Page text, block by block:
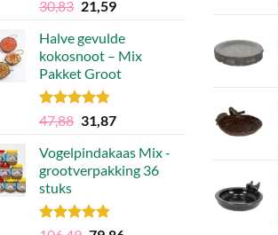
Gewaardeerd
4.92
uit 5
30,83 Oorspronkelijke
was:
30,83.
21,59Huidige
is:
21,59.
Halve gevulde
kokosnoot – Mix
Pakket Groot
Gewaardeerd
4.75
uit 5
47,88 Oorspronkelijke
was:
47,88.
31,87Huidige
is:
31,87.
Vogelpindakaas Mix -
grootverpakking 36
stuks
Gewaardeerd